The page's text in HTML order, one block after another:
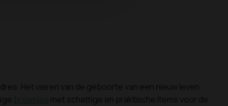
Het vieren van de geboorte van een nieuw leven
met schattige en praktische items voor de